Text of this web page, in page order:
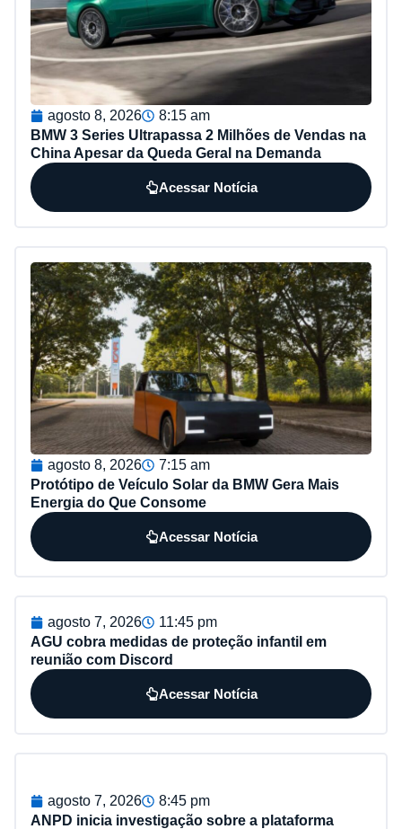
agosto 8, 2026
8:15 am
BMW 3 Series Ultrapassa 2 Milhões de Vendas na
China Apesar da Queda Geral na Demanda
Acessar Notícia
agosto 8, 2026
7:15 am
Protótipo de Veículo Solar da BMW Gera Mais
Energia do Que Consome
Acessar Notícia
agosto 7, 2026
11:45 pm
AGU cobra medidas de proteção infantil em
reunião com Discord
Acessar Notícia
agosto 7, 2026
8:45 pm
ANPD inicia investigação sobre a plataforma